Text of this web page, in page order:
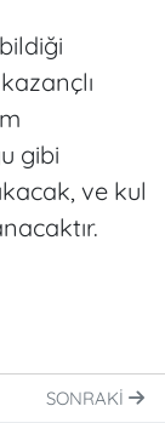
gibi
ve kul
SONRAKI